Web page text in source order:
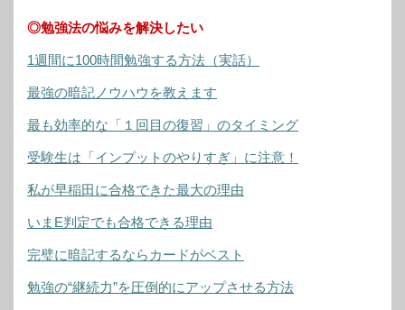
◎勉強法の悩みを解決したい
1週間に100時間勉強する方法（実話）
最強の暗記ノウハウを教えます
最も効率的な「１回目の復習」のタイミング
受験生は「インプットのやりすぎ」に注意！
私が早稲田に合格できた最大の理由
いまE判定でも合格できる理由
完璧に暗記するならカードがベスト
勉強の“継続力”を圧倒的にアップさせる方法